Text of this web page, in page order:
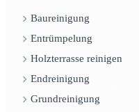
Baureinigung
Entrümpelung
Holzterrasse reinigen
Endreinigung
Grundreinigung